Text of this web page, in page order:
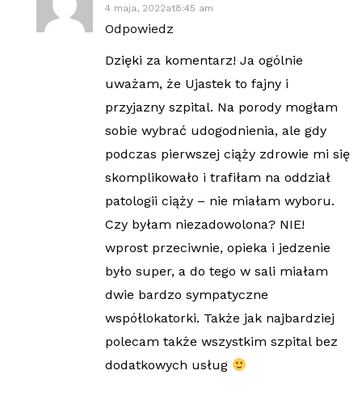
4 maja, 2022at8:45 am
Odpowiedz
Dzięki za komentarz! Ja ogólnie
uważam, że Ujastek to fajny i
przyjazny szpital. Na porody mogłam
sobie wybrać udogodnienia, ale gdy
podczas pierwszej ciąży zdrowie mi się
skomplikowało i trafiłam na oddział
patologii ciąży – nie miałam wyboru.
Czy byłam niezadowolona? NIE!
wprost przeciwnie, opieka i jedzenie
było super, a do tego w sali miałam
dwie bardzo sympatyczne
współlokatorki. Także jak najbardziej
polecam także wszystkim szpital bez
dodatkowych usług